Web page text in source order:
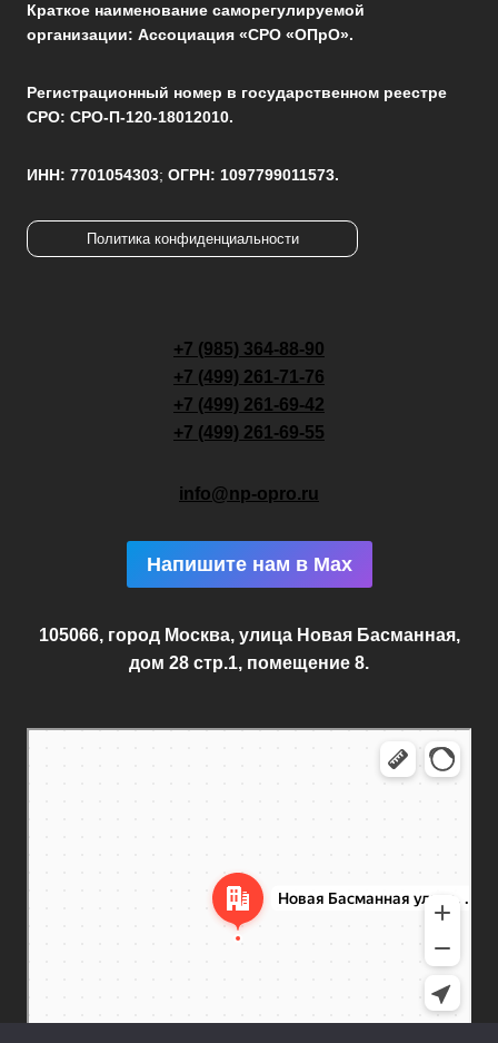
Краткое наименование саморегулируемой
организации: Ассоциация «СРО «ОПрО».
Регистрационный номер в государственном реестре
СРО: СРО-П-120-18012010.
ИНН: 7701054303; ОГРН: 1097799011573.
Политика конфиденциальности
+7 (985) 364-88-90
+7 (499) 261-71-76
+7 (499) 261-69-42
+7 (499) 261-69-55
info@np-opro.ru
Напишите нам в Max
105066, город Москва, улица Новая Басманная,
дом 28 стр.1, помещение 8.